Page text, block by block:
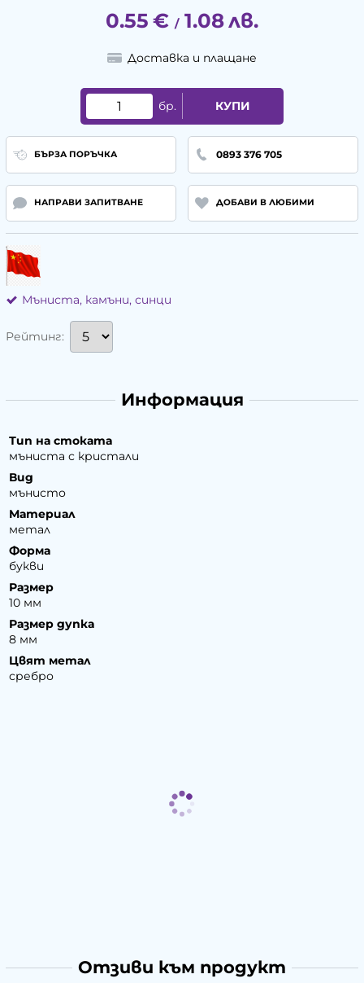
0.55 € / 1.08лв.
Доставка и плащане
бр. КУПИ
БЪРЗА ПОРЪЧКА 0893 376 705
НАПРАВИ ЗАПИТВАНЕ ДОБАВИ В ЛЮБИМИ
Мъниста, камъни, синци
Рейтинг:
Информация
Тип на стоката
мъниста с кристали
Вид
мънисто
Материал
метал
Форма
букви
Размер
10 мм
Размер дупка
8 мм
Цвят метал
сребро
Отзиви към продукт